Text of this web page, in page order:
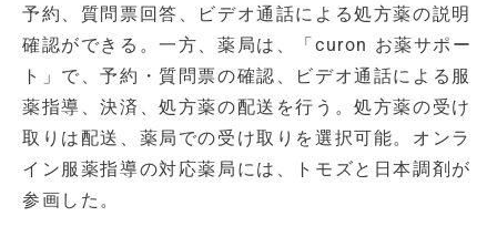
予約、質問票回答、ビデオ通話による処方薬の説明
確認ができる。一方、薬局は、「curon お薬サポー
ト」で、予約・質問票の確認、ビデオ通話による服
薬指導、決済、処方薬の配送を行う。処方薬の受け
取りは配送、薬局での受け取りを選択可能。オンラ
イン服薬指導の対応薬局には、トモズと日本調剤が
参画した。